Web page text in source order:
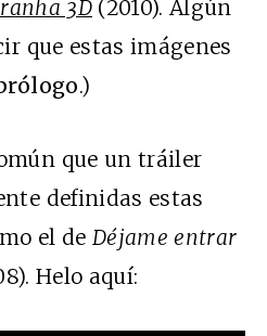
3D(2010). Algún
que estas imágenes
.)
que un tráiler
definidas estas
el de Déjame entrar
Helo aquí: